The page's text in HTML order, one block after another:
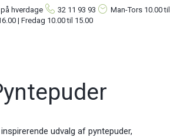
hverdage 32 11 93 93 Man-Tors 10.00 til
| Fredag 10.00 til 15.00
udvalg af pyntepuder,